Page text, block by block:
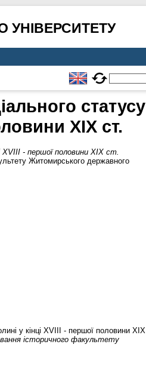
статусу
ХІХ ст.
ХVIII - першої половини ХІХ ст.
Житомирського державного
у кінці ХVIII - першої половини ХІХ
історичного факультету